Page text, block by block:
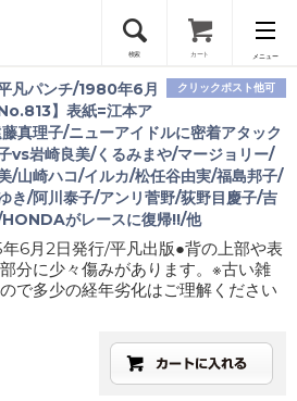
検索 カート メニュー
クリックポスト他可
平凡パンチ/1980年6月
】表紙=江本ア
真理子/ニューアイドルに密着アタック
vs岩崎良美/くるみまや/マージョリー/
/山崎ハコ/イルカ/松任谷由実/福島邦子/
き/阿川泰子/アンリ菅野/荻野目慶子/吉
がレースに復帰!!/他
6月2日発行/平凡出版●背の上部や表
分に少々傷みがあります。※古い雑
で多少の経年劣化はご理解ください